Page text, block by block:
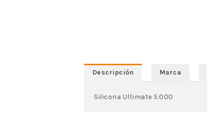
Descripción Marca
Silicona Ultimate 5.000